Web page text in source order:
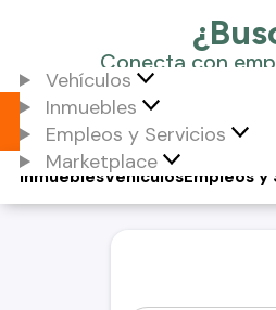
Vehículos
Inmuebles
Empleos y Servicios
Marketplace
Vehículos
Inmuebles Empleos y